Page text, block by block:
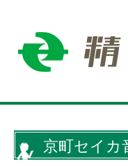
京町セイカ